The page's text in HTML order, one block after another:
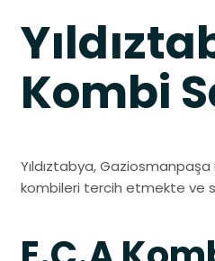
Kombi
Yıldıztabya,
kombileri tercih etmekte ve